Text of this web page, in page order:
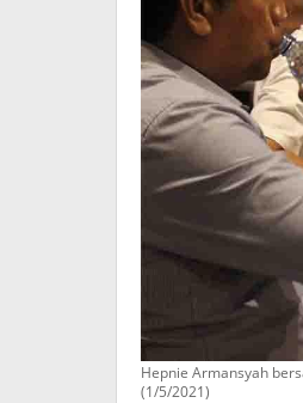
Hepnie Armansyah
(1/5/2021)